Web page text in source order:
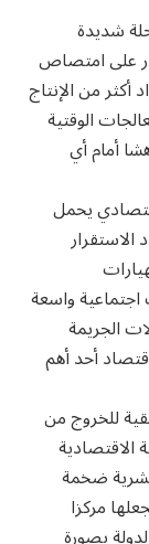
شديدة
على امتصاص
من الإنتاج
الوقتية
أمام أي
يحمل
اجتماعية واسعة
الجريمة
أحد أهم
للخروج من
الاقتصادية
ضخمة
مركزا